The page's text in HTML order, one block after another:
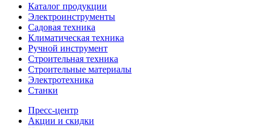
Каталог продукции
Электроинструменты
Садовая техника
Климатическая техника
Ручной инструмент
Строительная техника
Строительные материалы
Электротехника
Станки
Пресс-центр
Акции и скидки